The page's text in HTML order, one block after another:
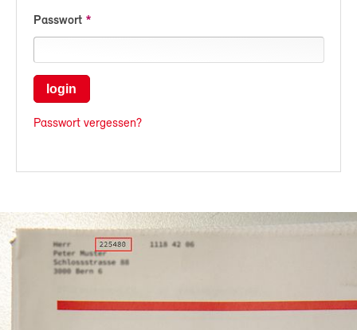
Passwort
login
Passwort vergessen?